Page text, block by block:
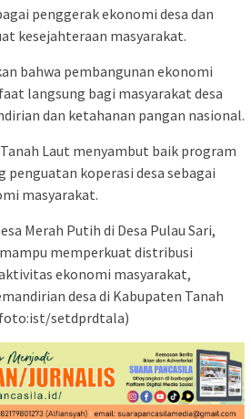
penggerak ekonomi desa dan
kesejahteraan masyarakat.
bahwa pembangunan ekonomi
langsung bagi masyarakat desa
dan ketahanan pangan nasional.
Laut menyambut baik program
penguatan koperasi desa sebagai
masyarakat.
Merah Putih di Desa Pulau Sari,
memperkuat distribusi
ekonomi masyarakat,
desa di Kabupaten Tanah
setdprdtala)